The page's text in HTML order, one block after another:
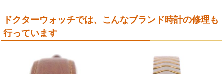
ドクターウォッチでは、こんなブランド時計の修理も
行っています